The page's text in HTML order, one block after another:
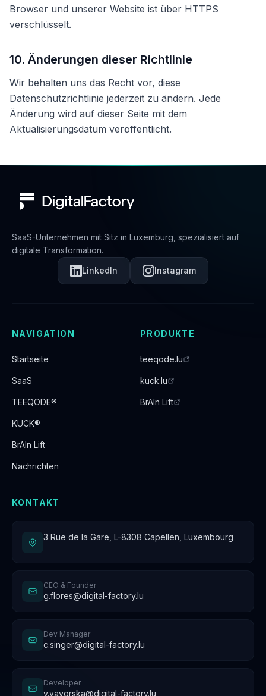
Browser und unserer Website ist über HTTPS
verschlüsselt.
10. Änderungen dieser Richtlinie
Wir behalten uns das Recht vor, diese
Datenschutzrichtlinie jederzeit zu ändern. Jede
Änderung wird auf dieser Seite mit dem
Aktualisierungsdatum veröffentlicht.
SaaS-Unternehmen mit Sitz in Luxemburg, spezialisiert auf
digitale Transformation.
LinkedIn
Instagram
NAVIGATION
Startseite
SaaS
TEEQODE®
KUCK®
BrAIn Lift
Nachrichten
PRODUKTE
teeqode.lu
kuck.lu
BrAIn Lift
KONTAKT
3 Rue de la Gare, L-8308 Capellen, Luxembourg
CEO & Founder
g.flores@digital-factory.lu
Dev Manager
c.singer@digital-factory.lu
Developer
v.yavorska@digital-factory.lu